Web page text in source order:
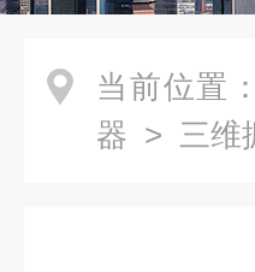
当前位置：
器 > 三维